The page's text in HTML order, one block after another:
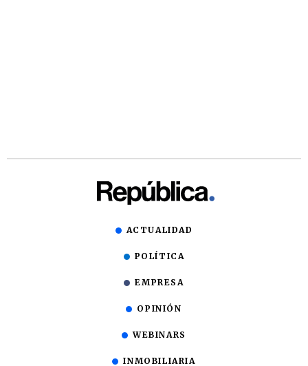
ACTUALIDAD
POLÍTICA
EMPRESA
OPINIÓN
WEBINARS
INMOBILIARIA